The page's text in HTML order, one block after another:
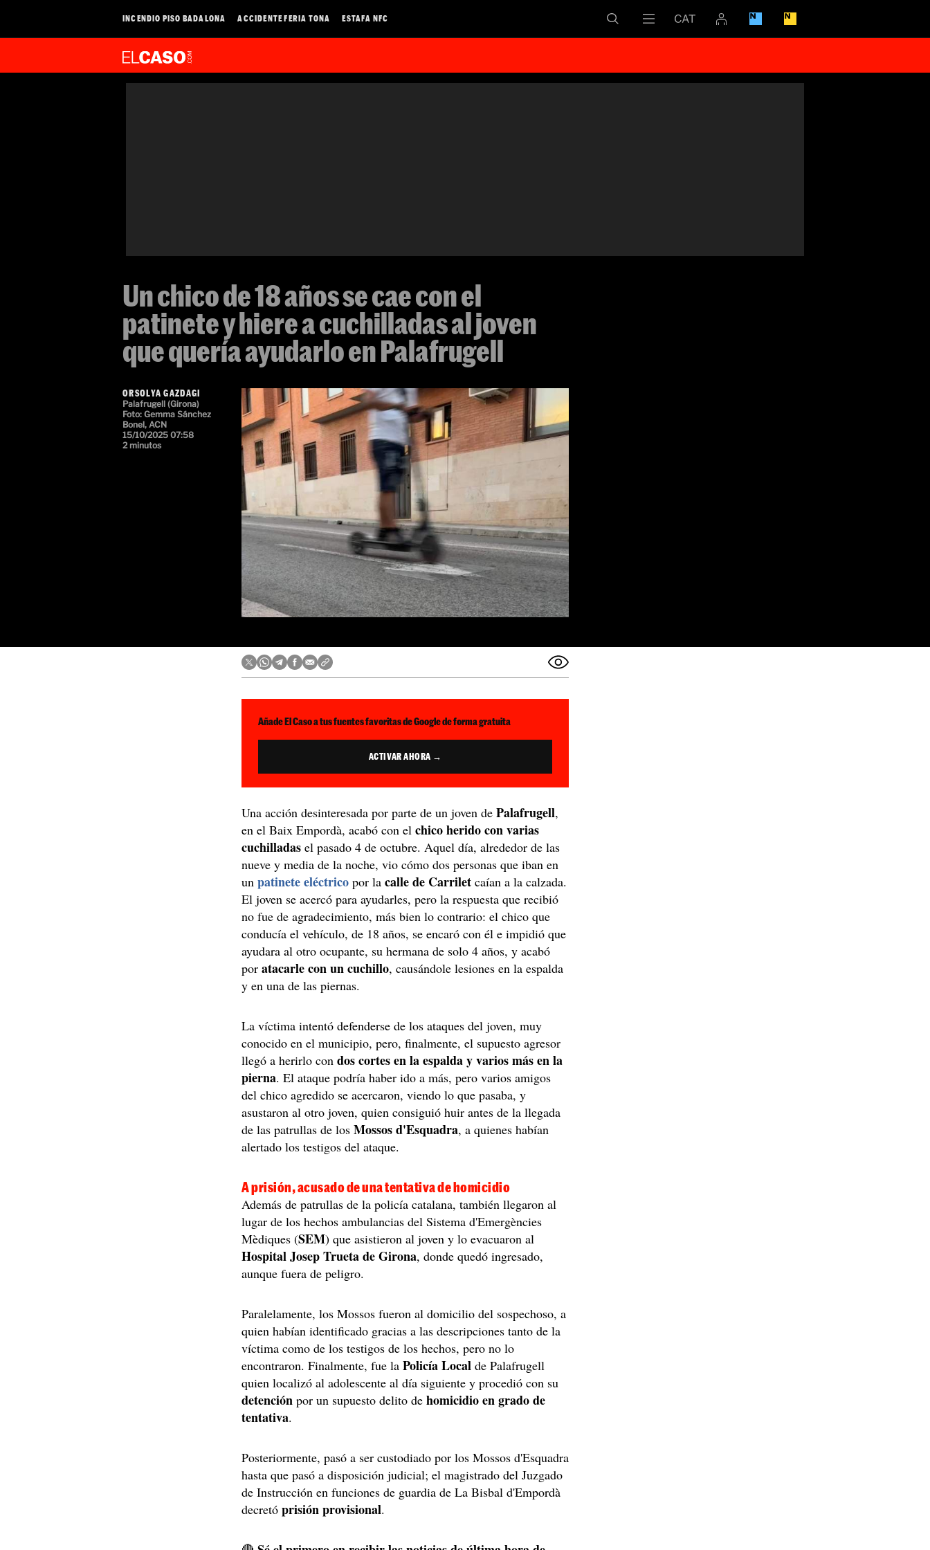
INCENDIO PISO BADALONA ACCIDENTE FERIA TONA ESTAFA NFC
Un chico de 18 años se cae con el
patinete y hiere a cuchilladas al joven
que quería ayudarlo en Palafrugell
ORSOLYA GAZDAGI
Palafrugell (Girona)
Foto: Gemma Sánchez
Bonel, ACN
15/10/2025 07:58
2 minutos
Añade El Caso a tus fuentes favoritas de Google de forma gratuita
ACTIVAR AHORA →
Una acción desinteresada por parte de un joven dePalafrugell,
en el Baix Empordà, acabó con elchico herido con varias
cuchilladas el pasado 4 de octubre. Aquel día, alrededor de las
nueve y media de la noche, vio cómo dos personas que iban en
unpatinete eléctrico por lacalle de Carrilet caían a la calzada.
El joven se acercó para ayudarles, pero la respuesta que recibió
no fue de agradecimiento, más bien lo contrario: el chico que
conducía el vehículo, de 18 años, se encaró con él e impidió que
ayudara al otro ocupante, su hermana de solo 4 años, y acabó
poratacarle con un cuchillo, causándole lesiones en la espalda
y en una de las piernas.
La víctima intentó defenderse de los ataques del joven, muy
conocido en el municipio, pero, finalmente, el supuesto agresor
llegó a herirlo condos cortes en la espalda y varios más en la
pierna. El ataque podría haber ido a más, pero varios amigos
del chico agredido se acercaron, viendo lo que pasaba, y
asustaron al otro joven, quien consiguió huir antes de la llegada
de las patrullas de losMossos d'Esquadra, a quienes habían
alertado los testigos del ataque.
A prisión, acusado de una tentativa de homicidio
Además de patrullas de la policía catalana, también llegaron al
lugar de los hechos ambulancias del Sistema d'Emergències
Mèdiques (SEM) que asistieron al joven y lo evacuaron al
Hospital Josep Trueta de Girona, donde quedó ingresado,
aunque fuera de peligro.
Paralelamente, los Mossos fueron al domicilio del sospechoso, a
quien habían identificado gracias a las descripciones tanto de la
víctima como de los testigos de los hechos, pero no lo
encontraron. Finalmente, fue laPolicía Local de Palafrugell
quien localizó al adolescente al día siguiente y procedió con su
detención por un supuesto delito dehomicidio en grado de
tentativa.
Posteriormente, pasó a ser custodiado por los Mossos d'Esquadra
hasta que pasó a disposición judicial; el magistrado del Juzgado
de Instrucción en funciones de guardia de La Bisbal d'Empordà
decretóprisión provisional.